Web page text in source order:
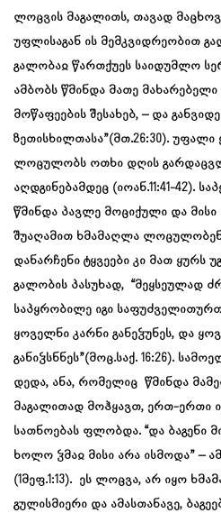
ლოცვის მაგალითს, თავად
უფლისაგან ის მემკვიდრეობით
გალობაჲ წართქუეს საიდუმლო
ამბობს წმინდა მათე
მოწაფეების შესახებ, – და
ზეთისხილთასა”(მთ.26:30). უფალი
ლოცულობს ოთხი დღის
აღდგინებამდეც (იოან.11:41-42).
წმინდა პავლე მოციქული და მისი
შუაღამით ხმამაღლა
დანარჩენი ტყვეები კი მათ ყურს
გალობის პასუხად, “მეყსეულად
საპყრობილე იგი საფუძველითურთ
ყოველნი კარნი განეჴუნეს, და
განიჴსნნეს”(მოც.საქ. 16:26).
დედა, ანა, რომელიც წმინდა
მაგალითად მოჰყავთ, ერთ-ერთი
სათნოებას ფლობდა. “და ბაგენი
ხოლო ჴმაჲ მისი არა ისმოდა” –
(1მეფ.1:13). ეს ლოცვა, არ იყო
გულისმიერი და ამასთანავე,